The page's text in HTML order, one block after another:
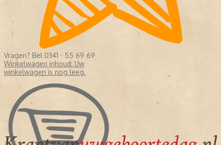
Vragen? Bel 0341 - 55 69 69
Winkelwagen inhoud: Uw
winkelwagen is nog leeg.